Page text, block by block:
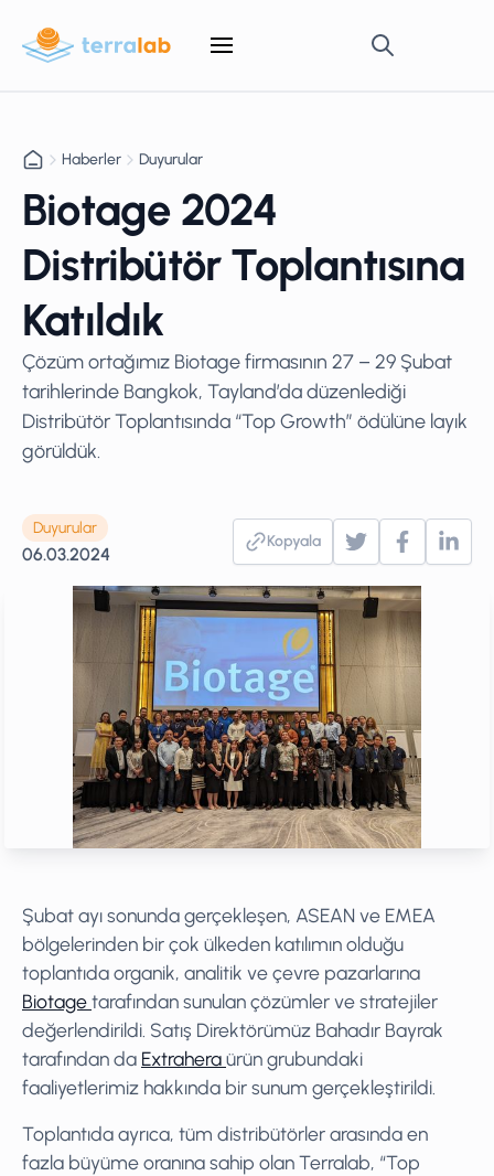
Haberler Duyurular
Biotage 2024
Distribütör Toplantısına
Katıldık
Çözüm ortağımız Biotage firmasının 27 – 29 Şubat
tarihlerinde Bangkok, Tayland’da düzenlediği
Distribütör Toplantısında “Top Growth” ödülüne layık
görüldük.
Duyurular
06.03.2024
Kopyala
Şubat ayı sonunda gerçekleşen, ASEAN ve EMEA
bölgelerinden bir çok ülkeden katılımın olduğu
toplantıda organik, analitik ve çevre pazarlarına
Biotagetarafından sunulan çözümler ve stratejiler
değerlendirildi. Satış Direktörümüz Bahadır Bayrak
tarafından da Extraheraürün grubundaki
faaliyetlerimiz hakkında bir sunum gerçekleştirildi.
Toplantıda ayrıca, tüm distribütörler arasında en
fazla büyüme oranına sahip olan Terralab, “Top